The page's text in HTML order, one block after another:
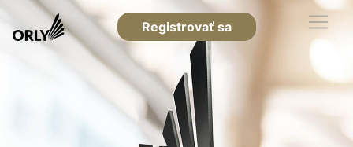
Registrovať sa